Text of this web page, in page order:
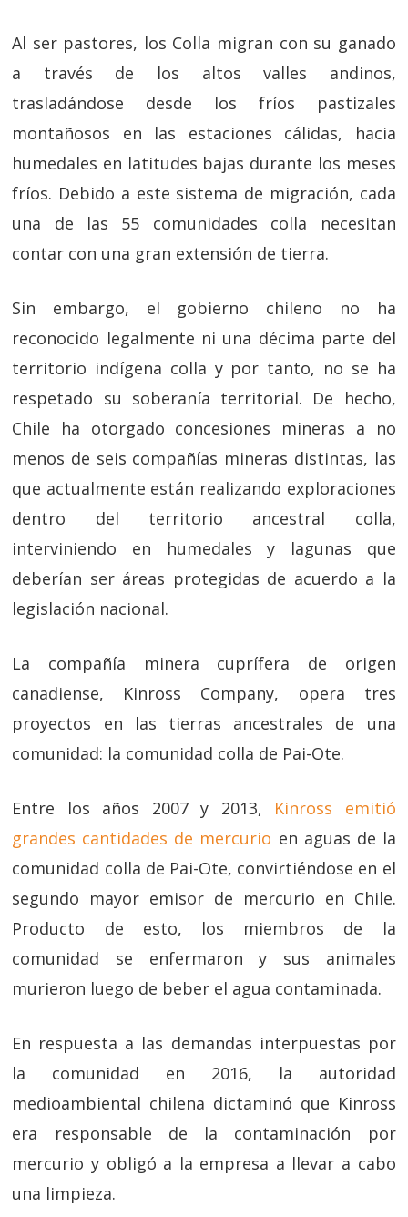
Al ser pastores, los Colla migran con su ganado
a través de los altos valles andinos,
trasladándose desde los fríos pastizales
montañosos en las estaciones cálidas, hacia
humedales en latitudes bajas durante los meses
fríos. Debido a este sistema de migración, cada
una de las 55 comunidades colla necesitan
contar con una gran extensión de tierra.
Sin embargo, el gobierno chileno no ha
reconocido legalmente ni una décima parte del
territorio indígena colla y por tanto, no se ha
respetado su soberanía territorial. De hecho,
Chile ha otorgado concesiones mineras a no
menos de seis compañías mineras distintas, las
que actualmente están realizando exploraciones
dentro del territorio ancestral colla,
interviniendo en humedales y lagunas que
deberían ser áreas protegidas de acuerdo a la
legislación nacional.
La compañía minera cuprífera de origen
canadiense, Kinross Company, opera tres
proyectos en las tierras ancestrales de una
comunidad: la comunidad colla de Pai-Ote.
Entre los años 2007 y 2013, Kinross emitió
grandes cantidades de mercurio en aguas de la
comunidad colla de Pai-Ote, convirtiéndose en el
segundo mayor emisor de mercurio en Chile.
Producto de esto, los miembros de la
comunidad se enfermaron y sus animales
murieron luego de beber el agua contaminada.
En respuesta a las demandas interpuestas por
la comunidad en 2016, la autoridad
medioambiental chilena dictaminó que Kinross
era responsable de la contaminación por
mercurio y obligó a la empresa a llevar a cabo
una limpieza.